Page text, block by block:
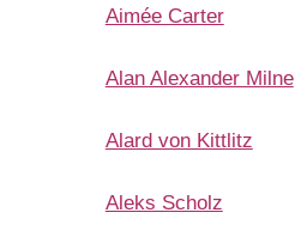
Aimée Carter
Alan Alexander Milne
Alard von Kittlitz
Aleks Scholz